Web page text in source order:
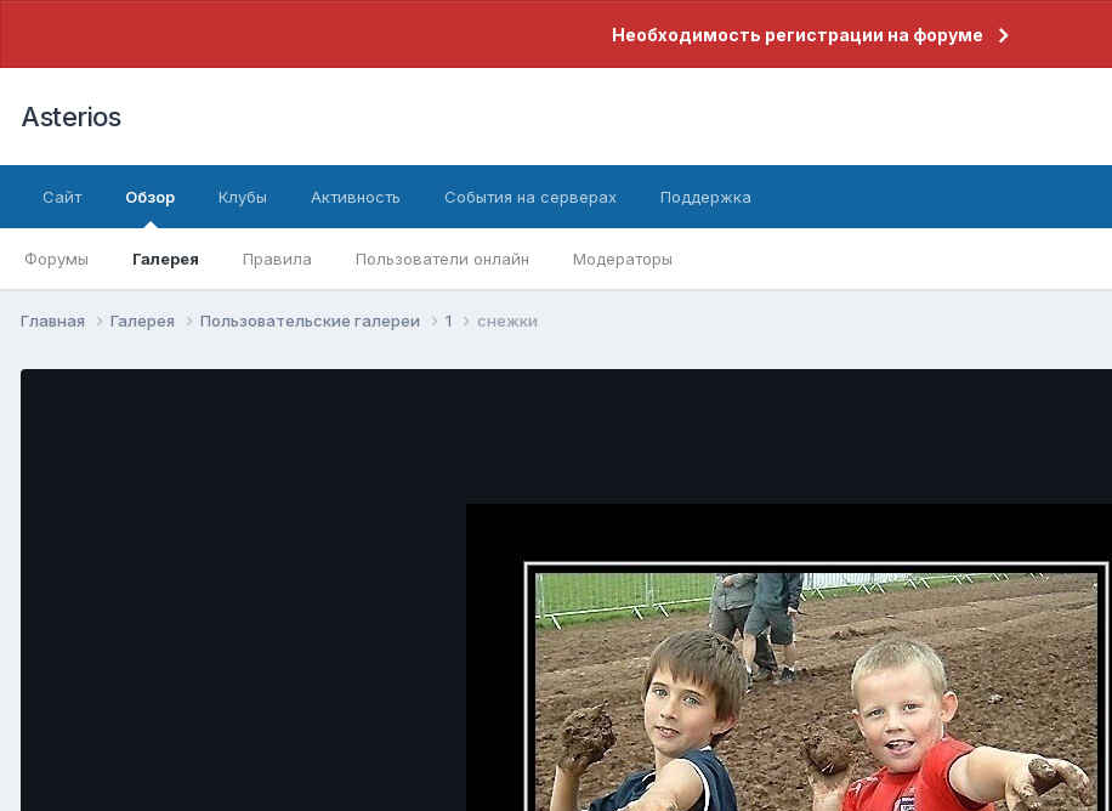
Необходимость регистрации на форуме
Asterios
Сайт Обзор
Форумы Галерея Правила Пользователи онлайн Модераторы
Клубы Активность События на серверах Поддержка
Главная Галерея Пользовательские галереи 1 снежки